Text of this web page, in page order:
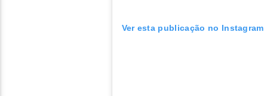
Ver esta publicação no Instagram